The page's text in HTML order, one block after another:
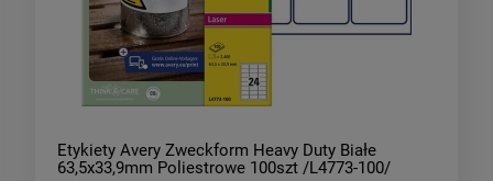
Etykiety Avery Zweckform Heavy Duty Białe
63,5x33,9mm Poliestrowe 100szt /L4773-100/